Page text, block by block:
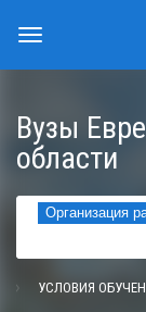
Вузы
области
Организация
УСЛОВИЯ